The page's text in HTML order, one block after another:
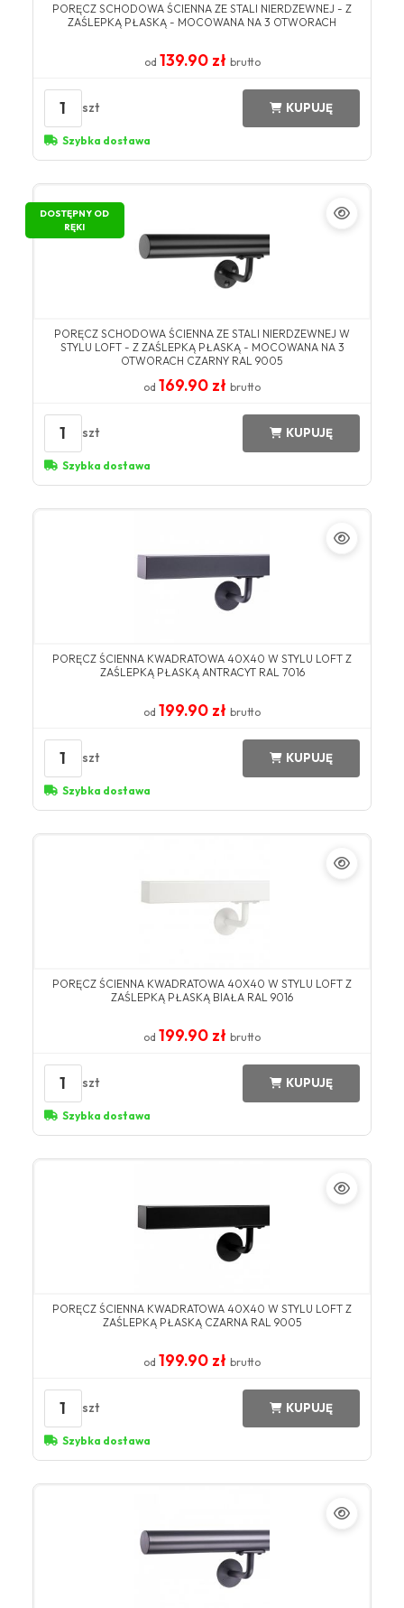
PORĘCZ SCHODOWA ŚCIENNA ZE STALI NIERDZEWNEJ - Z
ZAŚLEPKĄ PŁASKĄ - MOCOWANA NA 3 OTWORACH
od 139.90 zł brutto
1 szt KUPUJĘ
Szybka dostawa
DOSTĘPNY OD
RĘKI
PORĘCZ SCHODOWA ŚCIENNA ZE STALI NIERDZEWNEJ W
STYLU LOFT - Z ZAŚLEPKĄ PŁASKĄ - MOCOWANA NA 3
OTWORACH CZARNY RAL 9005
od 169.90 zł brutto
1 szt KUPUJĘ
Szybka dostawa
PORĘCZ ŚCIENNA KWADRATOWA 40X40 W STYLU LOFT Z
ZAŚLEPKĄ PŁASKĄ ANTRACYT RAL 7016
od 199.90 zł brutto
1 szt KUPUJĘ
Szybka dostawa
PORĘCZ ŚCIENNA KWADRATOWA 40X40 W STYLU LOFT Z
ZAŚLEPKĄ PŁASKĄ BIAŁA RAL 9016
od 199.90 zł brutto
1 szt KUPUJĘ
Szybka dostawa
PORĘCZ ŚCIENNA KWADRATOWA 40X40 W STYLU LOFT Z
ZAŚLEPKĄ PŁASKĄ CZARNA RAL 9005
od 199.90 zł brutto
1 szt KUPUJĘ
Szybka dostawa